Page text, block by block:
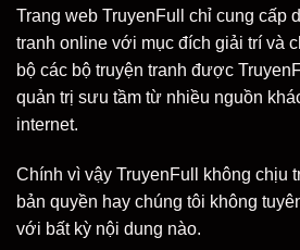
Trang web TruyenFull chỉ cung cấp
tranh online với mục đích giải trí và
bộ các bộ truyện tranh được
quản trị sưu tầm từ nhiều nguồn
internet.
Chính vì vậy TruyenFull không chịu
bản quyền hay chúng tôi không
với bất kỳ nội dung nào.